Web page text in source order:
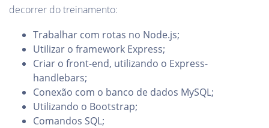
decorrer do treinamento:
Trabalhar com rotas no Node.js;
Utilizar o framework Express;
Criar o front-end, utilizando o Express-
handlebars;
Conexão com o banco de dados MySQL;
Utilizando o Bootstrap;
Comandos SQL;